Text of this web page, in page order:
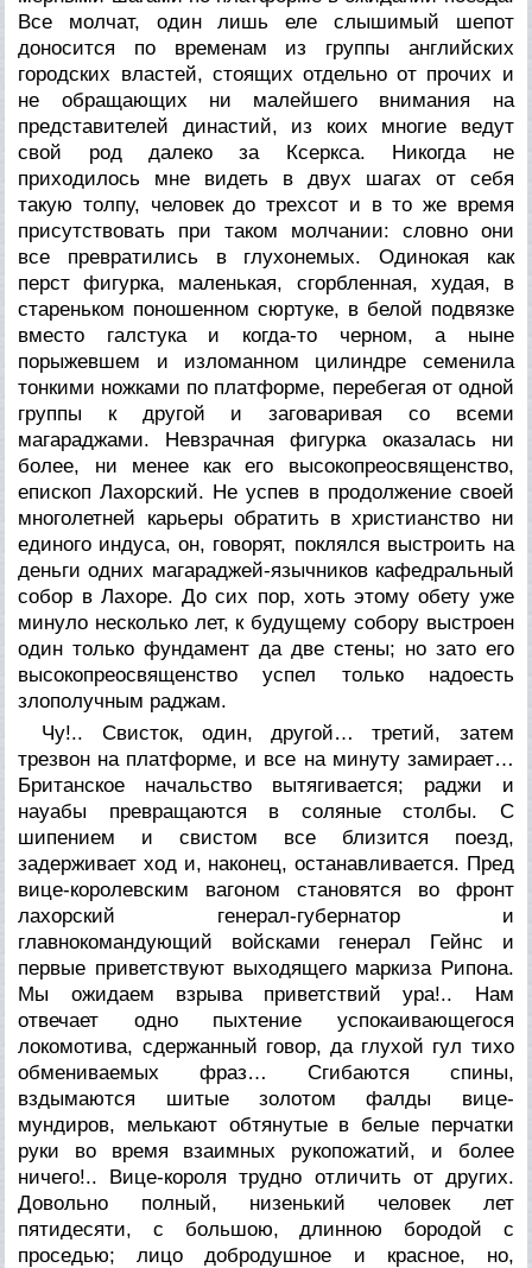
Все молчат, один лишь еле слышимый шепот
доносится по временам из группы английских
городских властей, стоящих отдельно от прочих и
не обращающих ни малейшего внимания на
представителей династий, из коих многие ведут
свой род далеко за Ксеркса. Никогда не
приходилось мне видеть в двух шагах от себя
такую толпу, человек до трехсот и в то же время
присутствовать при таком молчании: словно они
все превратились в глухонемых. Одинокая как
перст фигурка, маленькая, сгорбленная, худая, в
стареньком поношенном сюртуке, в белой подвязке
вместо галстука и когда-то черном, а ныне
порыжевшем и изломанном цилиндре семенила
тонкими ножками по платформе, перебегая от одной
группы к другой и заговаривая со всеми
магараджами. Невзрачная фигурка оказалась ни
более, ни менее как его высокопреосвященство,
епископ Лахорский. Не успев в продолжение своей
многолетней карьеры обратить в христианство ни
единого индуса, он, говорят, поклялся выстроить на
деньги одних магараджей-язычников кафедральный
собор в Лахоре. До сих пор, хоть этому обету уже
минуло несколько лет, к будущему собору выстроен
один только фундамент да две стены; но зато его
высокопреосвященство успел только надоесть
злополучным раджам.
Чу!.. Свисток, один, другой… третий, затем
трезвон на платформе, и все на минуту замирает…
Британское начальство вытягивается; раджи и
науабы превращаются в соляные столбы. С
шипением и свистом все близится поезд,
задерживает ход и, наконец, останавливается. Пред
вице-королевским вагоном становятся во фронт
лахорский генерал-губернатор и
главнокомандующий войсками генерал Гейнс и
первые приветствуют выходящего маркиза Рипона.
Мы ожидаем взрыва приветствийура!.. Нам
отвечает одно пыхтение успокаивающегося
локомотива, сдержанный говор, да глухой гул тихо
обмениваемых фраз… Сгибаются спины,
вздымаются шитые золотом фалды вице-
мундиров, мелькают обтянутые в белые перчатки
руки во время взаимных рукопожатий, и более
ничего!.. Вице-короля трудно отличить от других.
Довольно полный, низенький человек лет
пятидесяти, с большою, длинною бородой с
проседью; лицо добродушное и красное, но,